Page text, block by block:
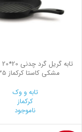
مشکی کاستا کرکماز 2935
تابه و وک
کرکماز
ناموجود